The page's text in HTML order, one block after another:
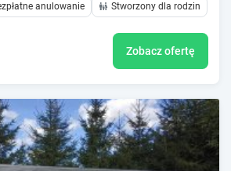
anulowanie Stworzony dla rodzin
Zobacz ofertę